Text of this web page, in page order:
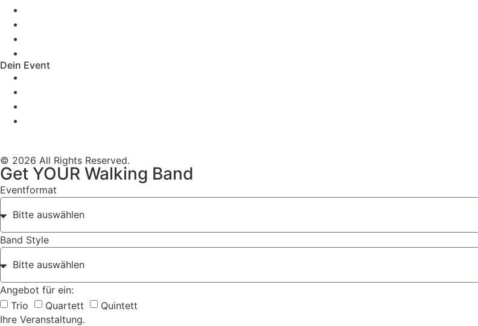
Dein Event
© 2026 All Rights Reserved.
Get YOUR Walking Band
Eventformat
Band Style
Angebot für ein:
Trio
Quartett
Quintett
Ihre Veranstaltung.